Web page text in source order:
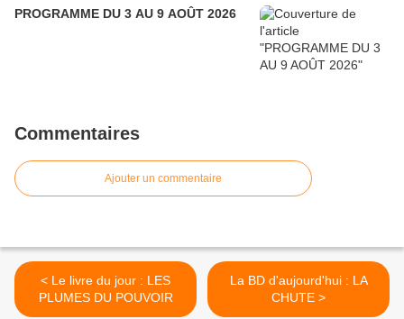
PROGRAMME DU 3 AU 9 AOÛT 2026
Commentaires
Ajouter un commentaire
< Le livre du jour : LES
PLUMES DU POUVOIR
La BD d'aujourd'hui : LA
CHUTE >